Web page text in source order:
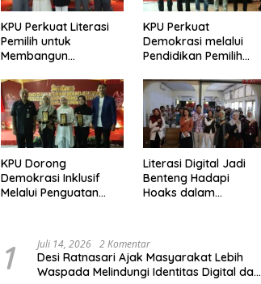
KPU Perkuat Literasi
Pemilih untuk
Membangun
Berkualitas
KPU Perkuat
Demokrasi melalui
Pendidikan Pemilih
Kelompok Rentan,
Marjinal, dan Pemula
KPU Dorong
Demokrasi Inklusif
Melalui Penguatan
Literasi Digital Jadi
Benteng Hadapi
Hoaks dalam
1 Juli 14, 2026 2 Komentar
Desi Ratnasari Ajak Masyarakat Lebih
Waspada Melindungi Identitas Digital dan